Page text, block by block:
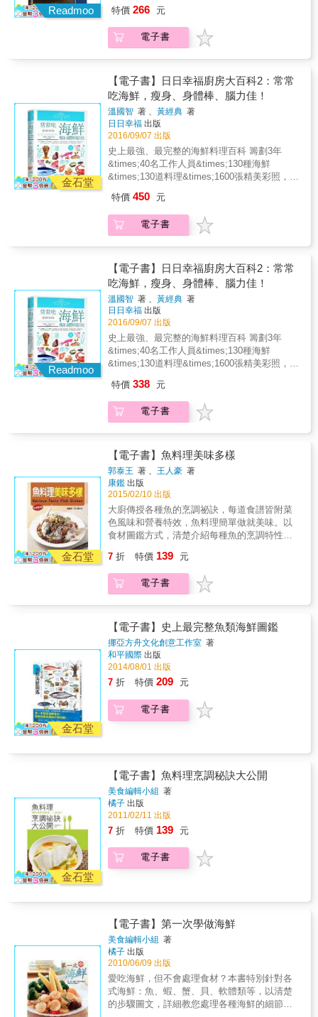
刀快速處理透抽 ◎小卷完美汆燙五字訣 ◎怎麼
避免魚皮黏在烤網上 ◎嫩又脆口的內行燙蝦秘
訣 【原來可以這樣吃─不愛吃魚的人也會愛上
「猩弟流」料理！】 正因為沒有科班基礎，因
的煮法吃法，保證一嘗就愛上！身兼工作與媽
媽身份的猩弟，特別講求「做法簡單 + 省時上
桌 + 驚奇滋味」，這三個元素就是猩弟的料理
之道。 做法簡單！趕時間又賣相厲害的一鍋煮
～ ◆酒煮黃雞魚番茄洋蔥 ◆秋刀魚蒜香檸檬
鍋 ◆濟州島辣蘿蔔燉煮白帶魚 ◆豆腐乳醬蒸
鱈魚 省時上桌！天天20分鐘開飯的神隊友菜單
～ ◆梅子醬油燒黃雞魚 ◆松茸菇竹筴魚炊
飯 ◆巴薩米可醋燴煙仔虎 ◆紅酒番茄燉煮
秋刀魚 ◆泰式酸辣鯖魚鬆 ◆油漬珍珠洋蔥
秋刀魚酥皮起司餅 ◆香烤白帶魚磯卷 ◆烤
鮭魚豆腐鹹布丁 ◆免烤鯖魚奶油起司塔 ◆蘇
打方塊玉米蝦餅 ◆檸香魚鬆戚風蛋糕 書中菜
烤箱、電鍋、平底鍋做各種「縮時料理」搞定
全家晚餐，還有蛋白質滿分的小孩點心與開胃
鹹食，通通可以快狠準完成。另外，還要教你
自製影響料理味道的鮮味高湯、冷熱都好吃的
『魚鱻常備菜』、不變味的『魚系便當菜』，
以及單吃或夾餡百搭的營養魚鬆，在家也能自
己簡單煮一鍋。
Readmoo
魚，怎麼買？不會處理，怎麼煮？ 煎魚煮魚好
難好麻煩，又充滿油煙，想想還是算了吧
&hellip; 因此你明明身居漁產豐饒的海島，卻鮮
譜，就能於日常實作，就算是新手，也能做出
令人上癮、飯多添好幾碗的厲害菜色！讓最懂
魚鱻的漁家女兒－猩弟帶你識魚鱻、簡單烹，
從此餐餐都要有魚鱻才覺滿足。 》從識魚鱻開
始！內行人才知的魚知識 鯖魚怎麼分辨本港或
西洋？白帶魚最珍貴的地方是「銀脂」，那是
什麼？珍稀的紅目鰱肝是什麼滋味？在家如何
氽燙小卷才脆口？鬼頭刀、石狗公是什麼樣的
魚？挑選秋刀魚的秘訣是什麼、魚刺好多怎處
理？上市場之前，先了解各種魚鱻吧！ 》新手
亮不破相的魚？如何煮出不濁的清澈魚湯？為
蝦子去腥不沾手的小方法？煮魚應該用什麼醬
油才對味？魚菲力的完美煎法？用剪刀處理魚
魚基礎，料理上桌非難事，更附上QR code帶
你一步步學。 》從頭吃到尾！漁家女兒教作
「尚青」的吮指料理 除了煎與蒸，魚還能怎麼
煮？用數十種魚鱻變化出下班後也能立即做的
輕鬆食譜，無論是清淡迷人的原味煮法、辣過
癮的開胃魚鱻，甚至是療癒小食與宵夜。而在
日本料理店常見的超下酒「一夜干」，其實在
家也能做，只要醋漬或鹽漬就能完成。 本書特
推薦
特價 266 元
電子書
金石堂
【電子書】日日幸福廚房大百科2：常常
吃海鮮，瘦身、身體棒、腦力佳！
溫國智 著 、黃經典 著
日日幸福 出版
2016/09/07 出版
史上最強、最完整的海鮮料理百科 籌劃3年
&times;40名工作人員&times;130種海鮮
&times;130道料理&times;1600張精美彩照，
宛春、洪昌維等健康推薦 & 13位各方領域專業
賢才跨界肯定推薦， 完整蒐錄並介紹各種海鮮
的種類、營養價值與熱量、 選購與保存法、適
備，也是台灣最有價值的百科全書！ & 台灣是
海島，擁有豐富的海洋資源，海產富饒，但是
您對海鮮了解嗎？您吃對海鮮了嗎？您知道海
鮮要怎麼料理最營養、最美味嗎？就讓二位金
牌主廚溫國智老師和黃經典老師告訴您。 & 本
書詳細介紹魚類、蝦類、蟹類、貝類、頭足類
及其他共六大類別、130種海鮮，不但兼具廣度
與深度，並據此設計130道色香味俱全又健康滿
分的中西日各國料理，將海鮮的新鮮美味詮釋
到淋漓盡致。 溫國智和黃經典二位老師還
最佳來源。根據國內外研究，大部分的海鮮富
含優質蛋白質，但是脂肪含量低，可以幫助減
少熱量攝入，是瘦身人士很好的蛋白質來源。
壞的膽固醇及三酸甘油脂、降低血壓、減少心
血管系統疾病和改善憂慮、沮喪、睡眠、性慾
缺乏等症狀；更棒的是它還可以促進孩子的腦
部發育、減少失智症的發生。而多吃海鮮還可
以抗癌、減緩糖尿病及腎病等多種炎症症狀。
同時海鮮亦富含各種礦物質，可以補充人體所
需的微量元素，可以說吃海鮮的好處多多。 &
產地、產季，詳細分析所具有的營養價值與熱
量；更將每一種海鮮的英文名稱、學名與俗
名、選購方法、保存方法與適合的烹調法完全
取。加上1600張圖文並茂的彩照，與營養學巧
妙結合，絕對是一部家家戶戶必備的海鮮料理
百科鉅作。 本書特色 & ◆特色1： 1600張詳細
圖片 帶領大家深入了解130種海鮮，每一種海
會如何運用於130道料理。 & ◆特色2：完整資
訊介紹 提供海鮮檔案介紹、俗名與學名、主要
產地、盛產季節，讓您不再錯過當令海鮮。 &
保存及時間等資訊。 & ◆特色4：專業營養師
100公克含多少熱量，讓大家吃的美味外，還能
兼顧健康與維持好身材。 & ◆特色5：簡單易
學食譜 每道食譜皆標示食用份量、烹調時間、
主廚叮嚀，食譜約5～30分鐘就可以完成，步驟
簡單，美味更加分！ & ◆特色6：貼心實用索
實用，讓您一目瞭然，馬上就可以找到想要學
習的各式料理，而且不會浪費任何食材。
特價 450 元
電子書
Readmoo
【電子書】日日幸福廚房大百科2：常常
吃海鮮，瘦身、身體棒、腦力佳！
溫國智 著 、黃經典 著
日日幸福 出版
2016/09/07 出版
史上最強、最完整的海鮮料理百科 籌劃3年
&times;40名工作人員&times;130種海鮮
&times;130道料理&times;1600張精美彩照，
宛春、洪昌維等健康推薦 & 13位各方領域專業
賢才跨界肯定推薦， 完整蒐錄並介紹各種海鮮
的種類、營養價值與熱量、 選購與保存法、適
備，也是台灣最有價值的百科全書！ & 台灣是
海島，擁有豐富的海洋資源，海產富饒，但是
您對海鮮了解嗎？您吃對海鮮了嗎？您知道海
鮮要怎麼料理最營養、最美味嗎？就讓二位金
牌主廚溫國智老師和黃經典老師告訴您。 & 本
書詳細介紹魚類、蝦類、蟹類、貝類、頭足類
及其他共六大類別、130種海鮮，不但兼具廣度
與深度，並據此設計130道色香味俱全又健康滿
分的中西日各國料理，將海鮮的新鮮美味詮釋
要告訴大家海鮮不只美味，更是優質蛋白質的
最佳來源。根據國內外研究，大部分的海鮮富
含優質蛋白質，但是脂肪含量低，可以幫助減
而海鮮中的多元不飽和脂肪酸能夠降低血液中
壞的膽固醇及三酸甘油脂、降低血壓、減少心
血管系統疾病和改善憂慮、沮喪、睡眠、性慾
缺乏等症狀；更棒的是它還可以促進孩子的腦
部發育、減少失智症的發生。而多吃海鮮還可
同時海鮮亦富含各種礦物質，可以補充人體所
需的微量元素，可以說吃海鮮的好處多多。 &
名、選購方法、保存方法與適合的烹調法完全
公開，不必擔心家裡大人、小孩挑剔的嘴巴，
也滿足所有的味蕾，更照顧到全家人的營養攝
取。加上1600張圖文並茂的彩照，與營養學巧
百科鉅作。 本書特色 & ◆特色1： 1600張詳細
圖片 帶領大家深入了解130種海鮮，每一種海
鮮皆有圖文描述適合的切割法與烹調法，並學
產地、盛產季節，讓您不再錯過當令海鮮。 &
選品質好的蔬果，當海鮮一次用不完，該如何
保存及時間等資訊。 & ◆特色4：專業營養師
審定 進一步了解海鮮能帶來什麼營養，以及每
100公克含多少熱量，讓大家吃的美味外，還能
兼顧健康與維持好身材。 & ◆特色5：簡單易
學食譜 每道食譜皆標示食用份量、烹調時間、
主廚叮嚀，食譜約5～30分鐘就可以完成，步驟
特價 338 元
電子書
金石堂
【電子書】魚料理美味多樣
郭泰王 著 、 王人豪 著
康鑑 出版
2015/02/10 出版
大廚傳授各種魚的烹調祕訣，每道食譜皆附菜
色風味和營養特效，魚料理簡單做就美味。以
食材圖鑑方式，清楚介紹每種魚的烹調特性和
書特色1 愛吃魚，一定要先學會買魚，如何選
對魚做適合的料理？如何烹調才能保持魚肉的
鮮嫩而沒有腥味？大廚親自傳授烹調祕訣，煮
化，50餘種美味魚料理，適合全家人一起享
用，菜色豐富又可口，道道營養又美味。
7 折 特價 139 元
電子書
金石堂
【電子書】史上最完整魚類海鮮圖鑑
挪亞方舟文化創意工作室 著
和平國際 出版
2014/08/01 出版
7 折 特價 209 元
電子書
金石堂
【電子書】魚料理烹調秘訣大公開
美食編輯小組 著
橘子 出版
2011/02/11 出版
7 折 特價 139 元
電子書
【電子書】第一次學做海鮮
美食編輯小組 著
橘子 出版
2010/06/09 出版
愛吃海鮮，但不會處理食材？本書特別針對各
式海鮮：魚、蝦、蟹、貝、軟體類等，以清楚
的步驟圖文，詳細教您處理各種海鮮的細節與